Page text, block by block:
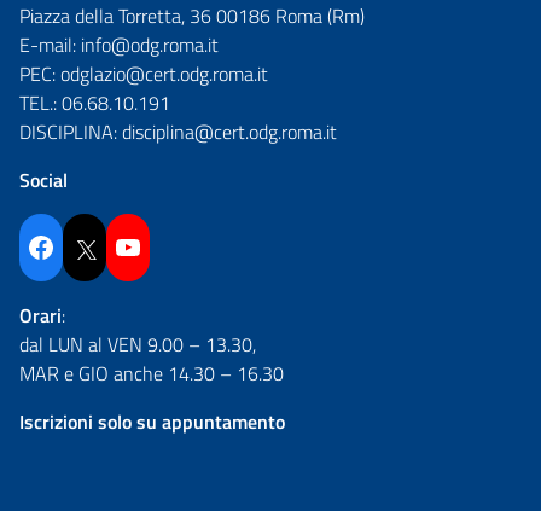
Piazza della Torretta, 36 00186 Roma (Rm)
E-mail: info@odg.roma.it
PEC:odglazio@cert.odg.roma.it
TEL.:06.68.10.191
DISCIPLINA:disciplina@cert.odg.roma.it
Social
Facebook Twitter YouTube
Orari:
dal LUN al VEN 9.00 – 13.30,
MAR e GIO anche 14.30 – 16.30
Iscrizioni solo su appuntamento